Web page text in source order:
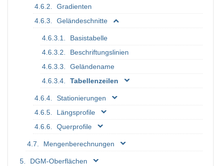
Gradienten
Geländeschnitte
Basistabelle
Beschriftungslinien
Geländename
Tabellenzeilen
Stationierungen
Längsprofile
Querprofile
Mengenberechnungen
DGM-Oberflächen